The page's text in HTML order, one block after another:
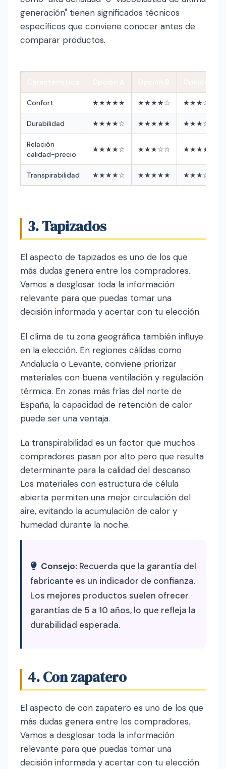
generación" tienen significados técnicos
específicos que conviene conocer antes de
comparar productos.
Confort ★★★★★ ★★★★☆ ★★★☆☆
Durabilidad ★★★★☆ ★★★★★ ★★★☆☆
Relación
calidad-precio
★★★★☆ ★★★☆☆ ★★★★★
Transpirabilidad ★★★★☆ ★★★★★ ★★★☆☆
3. Tapizados
El aspecto de tapizados es uno de los que
más dudas genera entre los compradores.
Vamos a desglosar toda la información
relevante para que puedas tomar una
decisión informada y acertar con tu elección.
El clima de tu zona geográfica también influye
en la elección. En regiones cálidas como
Andalucía o Levante, conviene priorizar
materiales con buena ventilación y regulación
térmica. En zonas más frías del norte de
España, la capacidad de retención de calor
puede ser una ventaja.
La transpirabilidad es un factor que muchos
compradores pasan por alto pero que resulta
determinante para la calidad del descanso.
Los materiales con estructura de célula
abierta permiten una mejor circulación del
aire, evitando la acumulación de calor y
humedad durante la noche.
Consejo: Recuerda que la garantía del
fabricante es un indicador de confianza.
Los mejores productos suelen ofrecer
garantías de 5 a 10 años, lo que refleja la
durabilidad esperada.
4. Con zapatero
El aspecto de con zapatero es uno de los que
más dudas genera entre los compradores.
Vamos a desglosar toda la información
relevante para que puedas tomar una
decisión informada y acertar con tu elección.